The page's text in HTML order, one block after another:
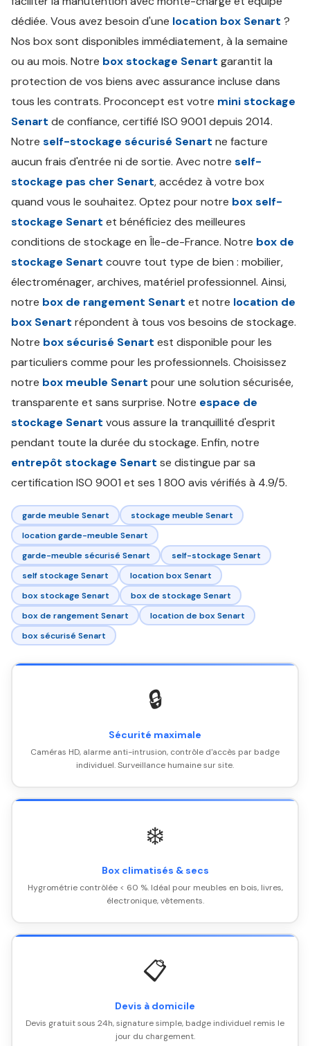
dédiée. Vous avez besoin d'une location box Senart ?
Nos box sont disponibles immédiatement, à la semaine
ou au mois. Notre box stockage Senart garantit la
protection de vos biens avec assurance incluse dans
tous les contrats. Proconcept est votre mini stockage
Senart de confiance, certifié ISO 9001 depuis 2014.
Notre self-stockage sécurisé Senart ne facture
aucun frais d'entrée ni de sortie. Avec notre self-
stockage pas cher Senart, accédez à votre box
quand vous le souhaitez. Optez pour notre box self-
stockage Senart et bénéficiez des meilleures
conditions de stockage en Île-de-France. Notre box de
stockage Senart couvre tout type de bien : mobilier,
électroménager, archives, matériel professionnel. Ainsi,
notre box de rangement Senart et notre location de
box Senart répondent à tous vos besoins de stockage.
Notre box sécurisé Senart est disponible pour les
particuliers comme pour les professionnels. Choisissez
notre box meuble Senart pour une solution sécurisée,
transparente et sans surprise. Notre espace de
stockage Senart vous assure la tranquillité d'esprit
pendant toute la durée du stockage. Enfin, notre
entrepôt stockage Senart se distingue par sa
certification ISO 9001 et ses 1 800 avis vérifiés à 4.9/5.
garde meuble Senart
stockage meuble Senart
location garde-meuble Senart
garde-meuble sécurisé Senart
self-stockage Senart
self stockage Senart
location box Senart
box stockage Senart
box de stockage Senart
box de rangement Senart
location de box Senart
box sécurisé Senart
🔒
Sécurité maximale
Caméras HD, alarme anti-intrusion, contrôle d'accès par badge
individuel. Surveillance humaine sur site.
❄️
Box climatisés & secs
Hygrométrie contrôlée < 60 %. Idéal pour meubles en bois, livres,
électronique, vêtements.
📋
Devis à domicile
Devis gratuit sous 24h, signature simple, badge individuel remis le
jour du chargement.